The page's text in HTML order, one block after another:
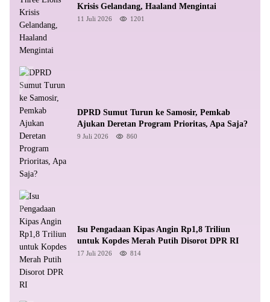
Krisis Gelandang, Haaland Mengintai
11 Juli 2026 1201
DPRD Sumut Turun ke Samosir, Pemkab
Ajukan Deretan Program Prioritas, Apa Saja?
9 Juli 2026 860
Isu Pengadaan Kipas Angin Rp1,8 Triliun
untuk Kopdes Merah Putih Disorot DPR RI
17 Juli 2026 814